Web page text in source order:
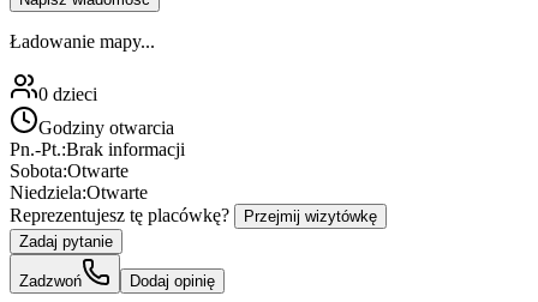
Ładowanie mapy...
0 dzieci
Godziny otwarcia
Pn.-Pt.:Brak informacji
Sobota:Otwarte
Niedziela:Otwarte
Reprezentujesz tę placówkę?
Przejmij wizytówkę
Zadaj pytanie
Zadzwoń Dodaj opinię